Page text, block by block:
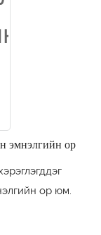
эмнэлгийн ор
ор юм.